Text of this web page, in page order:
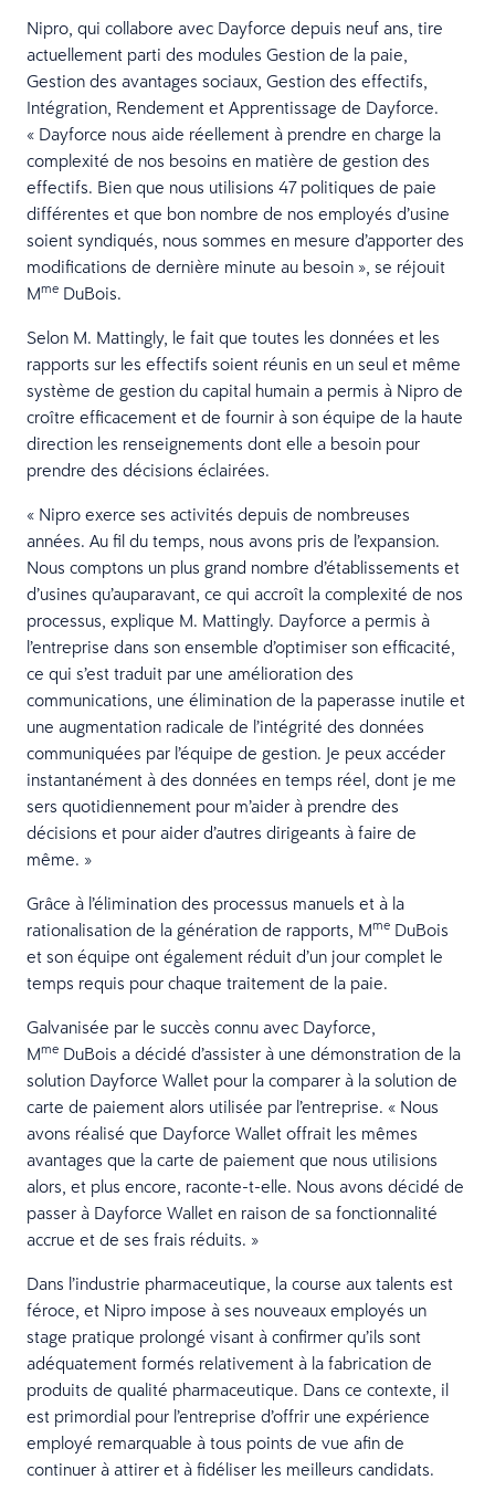
Nipro, qui collabore avec Dayforce depuis neuf ans, tire
actuellement parti des modules Gestion de la paie,
Gestion des avantages sociaux, Gestion des effectifs,
Intégration, Rendement et Apprentissage de Dayforce.
« Dayforce nous aide réellement à prendre en charge la
complexité de nos besoins en matière de gestion des
effectifs. Bien que nous utilisions 47 politiques de paie
différentes et que bon nombre de nos employés d’usine
soient syndiqués, nous sommes en mesure d’apporter des
modifications de dernière minute au besoin », se réjouit
Mme DuBois.
Selon M. Mattingly, le fait que toutes les données et les
rapports sur les effectifs soient réunis en un seul et même
système de gestion du capital humain a permis à Nipro de
croître efficacement et de fournir à son équipe de la haute
direction les renseignements dont elle a besoin pour
prendre des décisions éclairées.
« Nipro exerce ses activités depuis de nombreuses
années. Au fil du temps, nous avons pris de l’expansion.
Nous comptons un plus grand nombre d’établissements et
d’usines qu’auparavant, ce qui accroît la complexité de nos
processus, explique M. Mattingly. Dayforce a permis à
l’entreprise dans son ensemble d’optimiser son efficacité,
ce qui s’est traduit par une amélioration des
communications, une élimination de la paperasse inutile et
une augmentation radicale de l’intégrité des données
communiquées par l’équipe de gestion. Je peux accéder
instantanément à des données en temps réel, dont je me
sers quotidiennement pour m’aider à prendre des
décisions et pour aider d’autres dirigeants à faire de
même. »
Grâce à l’élimination des processus manuels et à la
rationalisation de la génération de rapports, Mme DuBois
et son équipe ont également réduit d’un jour complet le
temps requis pour chaque traitement de la paie.
Galvanisée par le succès connu avec Dayforce,
Mme DuBois a décidé d’assister à une démonstration de la
solution Dayforce Wallet pour la comparer à la solution de
carte de paiement alors utilisée par l’entreprise. « Nous
avons réalisé que Dayforce Wallet offrait les mêmes
avantages que la carte de paiement que nous utilisions
alors, et plus encore, raconte-t-elle. Nous avons décidé de
passer à Dayforce Wallet en raison de sa fonctionnalité
accrue et de ses frais réduits. »
Dans l’industrie pharmaceutique, la course aux talents est
féroce, et Nipro impose à ses nouveaux employés un
stage pratique prolongé visant à confirmer qu’ils sont
adéquatement formés relativement à la fabrication de
produits de qualité pharmaceutique. Dans ce contexte, il
est primordial pour l’entreprise d’offrir une expérience
employé remarquable à tous points de vue afin de
continuer à attirer et à fidéliser les meilleurs candidats.